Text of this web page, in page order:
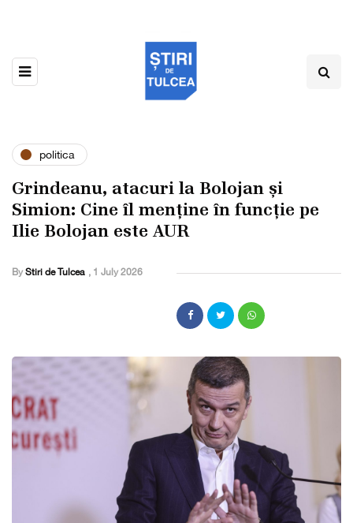
politica
Grindeanu, atacuri la Bolojan și
Simion: Cine îl menține în funcție pe
Ilie Bolojan este AUR
By Stiri de Tulcea , 1 July 2026